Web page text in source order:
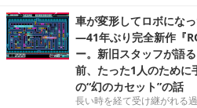
車が変形してロボにな
―41年ぶり完全新作『
ー。新旧スタッフが語
前、たった1人のために
の“幻のカセット”の話
長い時を経て受け継がれる